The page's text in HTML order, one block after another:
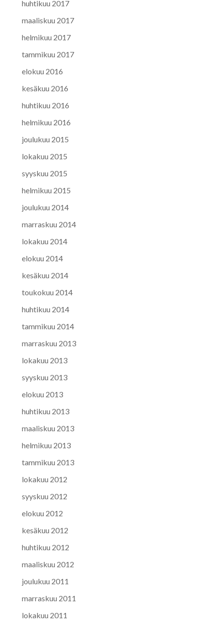
huhtikuu 2017
maaliskuu 2017
helmikuu 2017
tammikuu 2017
elokuu 2016
kesäkuu 2016
huhtikuu 2016
helmikuu 2016
joulukuu 2015
lokakuu 2015
syyskuu 2015
helmikuu 2015
joulukuu 2014
marraskuu 2014
lokakuu 2014
elokuu 2014
kesäkuu 2014
toukokuu 2014
huhtikuu 2014
tammikuu 2014
marraskuu 2013
lokakuu 2013
syyskuu 2013
elokuu 2013
huhtikuu 2013
maaliskuu 2013
helmikuu 2013
tammikuu 2013
lokakuu 2012
syyskuu 2012
elokuu 2012
kesäkuu 2012
huhtikuu 2012
maaliskuu 2012
joulukuu 2011
marraskuu 2011
lokakuu 2011